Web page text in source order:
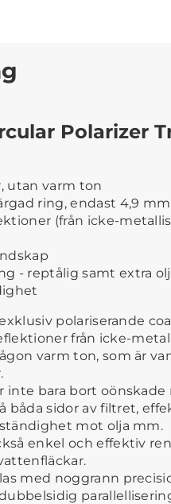
Polarizer
utan varm ton
ring, endast 4,9 mm
(från icke-
- reptålig samt extra
polariserande
från icke-
varm ton, som är
inte bara bort oönskade
båda sidor av filtret,
mot olja mm.
enkel och effektiv
med noggrann